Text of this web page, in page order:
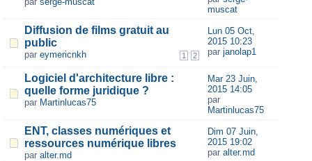
muscat
Diffusion de films gratuit au
public
1 2
par eymericnkh
Lun 05 Oct,
2015 10:23
par janolap1
Logiciel d'architecture libre :
quelle forme juridique ?
par Martinlucas75
Mar 23 Juin,
2015 14:05
par
Martinlucas75
ENT, classes numériques et
ressources numérique libres
par alter.md
Dim 07 Juin,
2015 19:02
par alter.md